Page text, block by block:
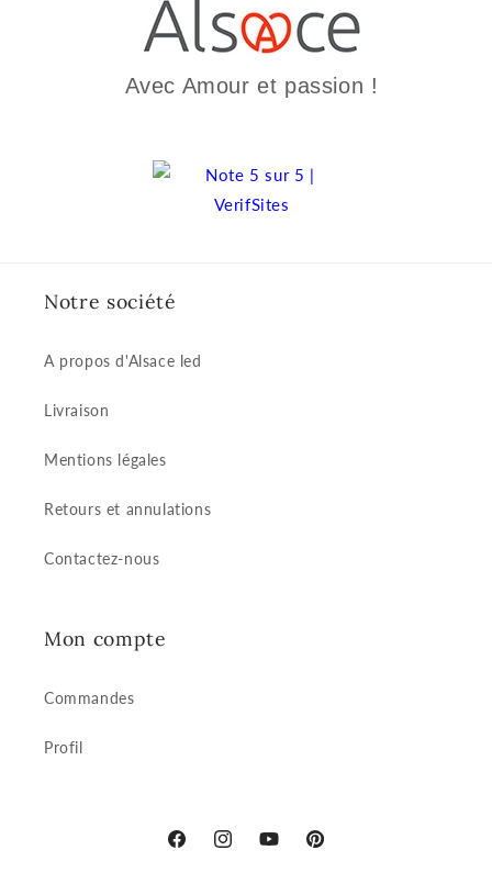
Avec Amour et passion !
Notre société
A propos d'Alsace led
Livraison
Mentions légales
Retours et annulations
Contactez-nous
Mon compte
Commandes
Profil
FacebookInstagramYouTubePinterest